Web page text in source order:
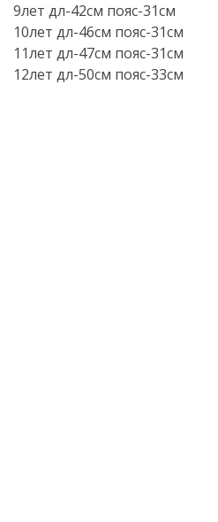
9лет дл-42см пояс-31см
10лет дл-46см пояс-31см
11лет дл-47см пояс-31см
12лет дл-50см пояс-33см